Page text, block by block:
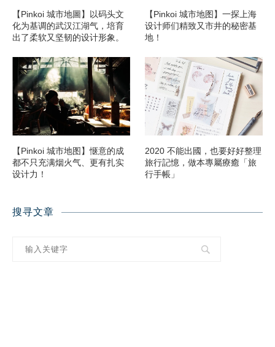
【Pinkoi 城市地圖】以码头文
化为基调的武汉江湖气，培育
出了柔软又坚韧的设计形象。
【Pinkoi 城市地图】一探上海
设计师们精致又市井的秘密基
地！
【Pinkoi 城市地图】惬意的成
都不只充满烟火气、更有扎实
设计力！
2020 不能出國，也要好好整理
旅行記憶，做本專屬療癒「旅
行手帳」
搜寻文章